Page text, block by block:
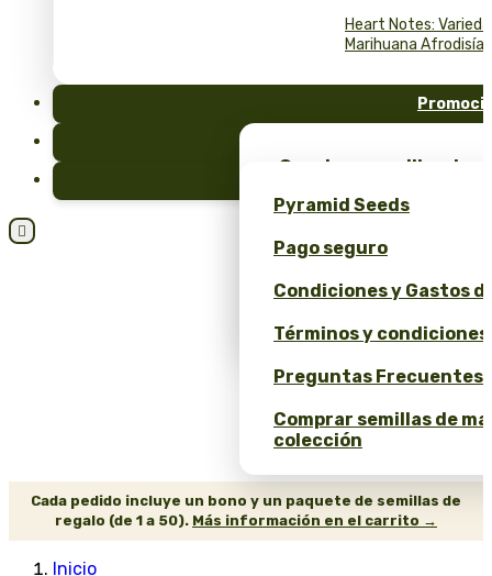
Heart Notes:
Marihuana
¡Consigue semillas de
Seeds!
Obtén un 10% de
Calculadora de Precios
Pyramid Seeds
Pago seguro
Condiciones y Gastos
Términos y
Preguntas Frecuentes
Comprar semillas de
colección

Cada pedido incluye un bono y un paquete de semillas de
regalo (de 1 a 50). Más información en el carrito →
Inicio